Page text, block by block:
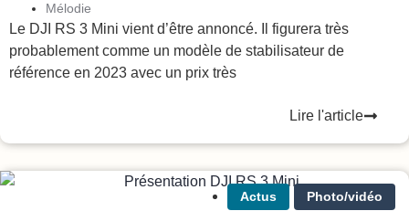
Mélodie
Le DJI RS 3 Mini vient d’être annoncé. Il figurera très
probablement comme un modèle de stabilisateur de
référence en 2023 avec un prix très
Lire l'article
Actus Photo/vidéo